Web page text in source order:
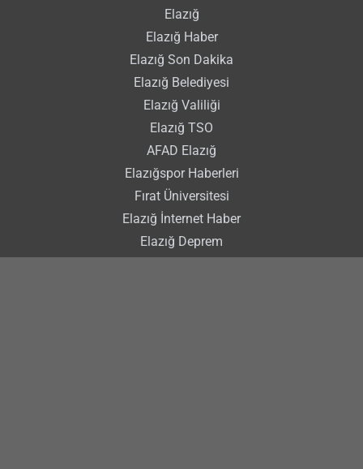
Elazığ
Elazığ Haber
Elazığ Son Dakika
Elazığ Belediyesi
Elazığ Valiliği
Elazığ TSO
AFAD Elazığ
Elazığspor Haberleri
Fırat Üniversitesi
Elazığ İnternet Haber
Elazığ Deprem